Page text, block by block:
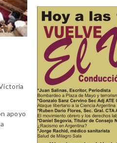
apoyo